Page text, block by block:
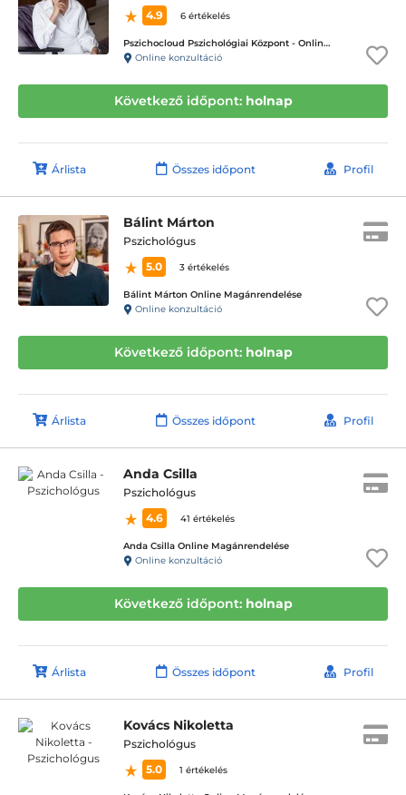
4.9
6 értékelés
Pszichocloud Pszichológiai Központ - Online ügyfélfogadás
Online konzultáció
Következő időpont: holnap
Árlista Összes időpont Profil
Bálint Márton
Pszichológus
5.0
3 értékelés
Bálint Márton Online Magánrendelése
Online konzultáció
Következő időpont: holnap
Árlista Összes időpont Profil
Anda Csilla
Pszichológus
4.6
41 értékelés
Anda Csilla Online Magánrendelése
Online konzultáció
Következő időpont: holnap
Árlista Összes időpont Profil
Kovács Nikoletta
Pszichológus
5.0
1 értékelés